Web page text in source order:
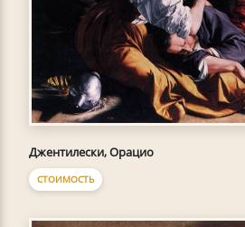
Джентилески, Орацио
СТОИМОСТЬ